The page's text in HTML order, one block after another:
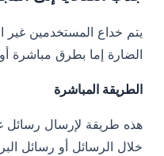
يتم خداع المستخدمين غير
الضارة إما بطرق مباشرة
الطريقة المباشرة
هذه طريقة لإرسال رسائل
خلال الرسائل أو رسائل